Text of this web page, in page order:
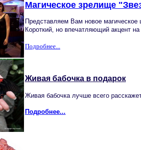
Магическое зрелище
Представляем Вам новое
Короткий, но впечатляющий акцент
Подробнее...
Живая бабочка в подарок
Живая бабочка лучше всего
Подробнее...